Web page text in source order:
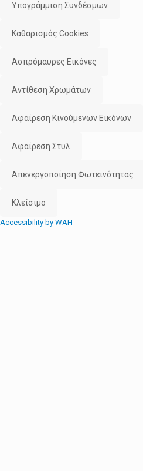
Υπογράμμιση Συνδέσμων
Καθαρισμός Cookies
Ασπρόμαυρες Εικόνες
Αντίθεση Χρωμάτων
Αφαίρεση Κινούμενων Εικόνων
Αφαίρεση Στυλ
Απενεργοποίηση Φωτεινότητας
Κλείσιμο
Accessibility by WAH